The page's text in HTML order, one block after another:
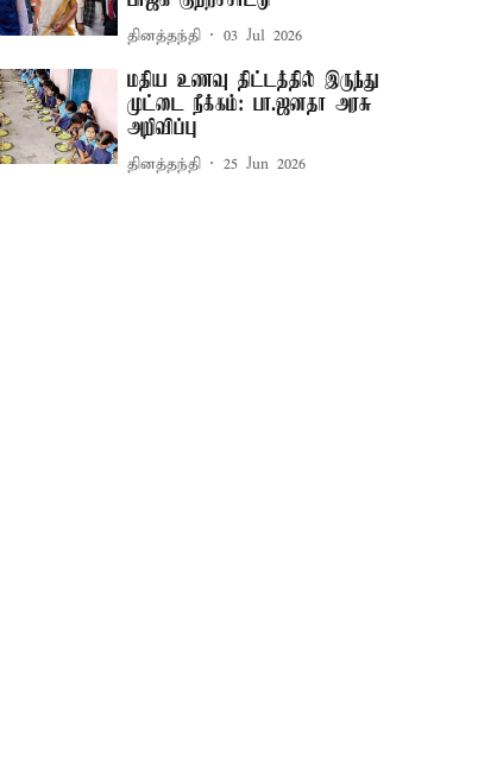
தினத்தந்தி 03 Jul 2026
மதிய உணவு திட்டத்தில் இருந்து
முட்டை நீக்கம்: பா.ஜனதா அரசு
அறிவிப்பு
தினத்தந்தி 25 Jun 2026